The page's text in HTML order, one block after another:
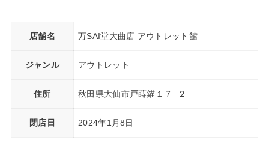
店舗名 万SAI堂大曲店 アウトレット館
ジャンル アウトレット
住所 秋田県大仙市戸蒔錨１７−２
閉店日 2024年1月8日